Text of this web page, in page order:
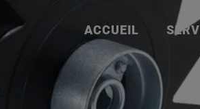
ACCUEIL